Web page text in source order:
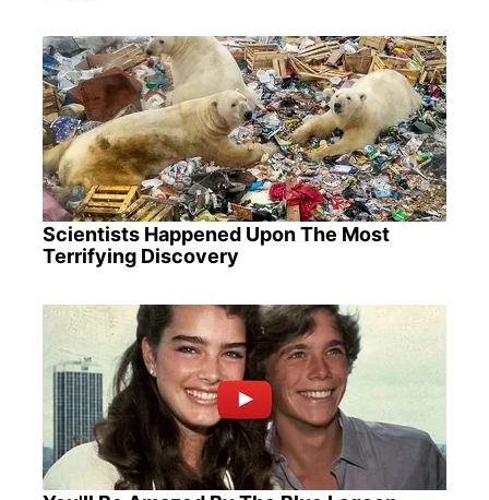
Scientists Happened Upon The Most
Terrifying Discovery